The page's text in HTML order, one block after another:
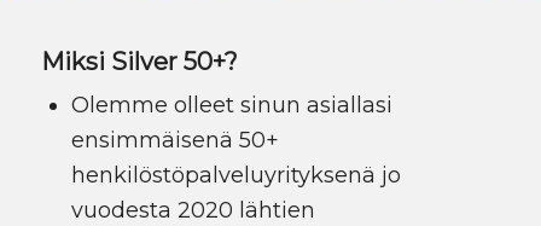
Miksi Silver 50+?
Olemme olleet sinun asiallasi
ensimmäisenä 50+
henkilöstöpalveluyrityksenä jo
vuodesta 2020 lähtien